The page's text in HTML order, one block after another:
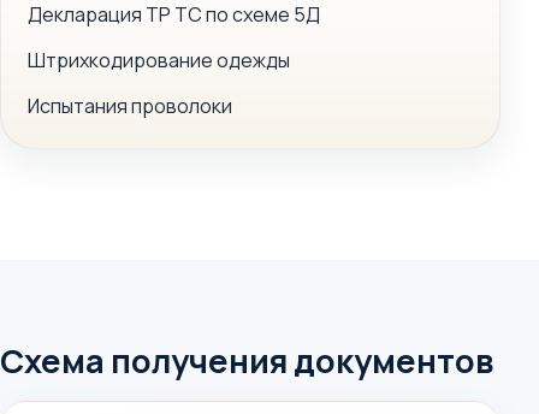
Декларация ТР ТС по схеме 5Д
Штрихкодирование одежды
Испытания проволоки
Схема получения документов